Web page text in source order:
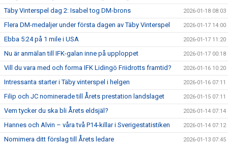
Täby Vinterspel dag 2: Isabel tog DM-brons 2026-01-18 08:03
Flera DM-medaljer under första dagen av Täby Vinterspel 2026-01-17 14:00
Ebba 5:24 på 1 mile i USA 2026-01-17 11:20
Nu är anmälan till IFK-galan inne på upploppet 2026-01-17 00:18
Vill du vara med och forma IFK Lidingö Friidrotts framtid? 2026-01-16 10:20
Intressanta starter i Täby vinterspel i helgen 2026-01-16 07:11
Filip och JC nominerade till Årets prestation landslaget 2026-01-15 07:11
Vem tycker du ska bli Årets eldsjäl? 2026-01-14 07:14
Hannes och Alvin – våra två P14-killar i Sverigestatistiken 2026-01-14 07:12
Nomimera ditt förslag till Årets ledare 2026-01-13 07:45